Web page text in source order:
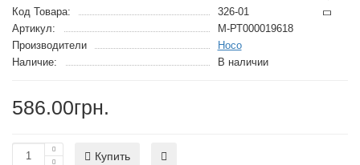
Код Товара:
326-01
Артикул:
M-РТ000019618
Производители
Hoco
Наличие:
В наличии
586.00грн.
Купить